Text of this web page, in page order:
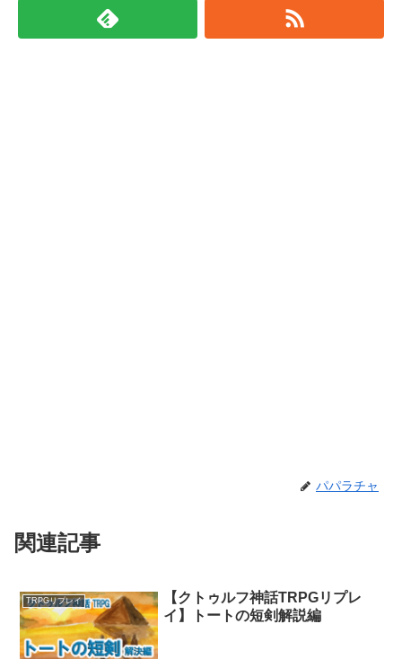
パパラチャ
関連記事
TRPGリプレイ
【クトゥルフ神話TRPGリプレ
イ】トートの短剣解説編